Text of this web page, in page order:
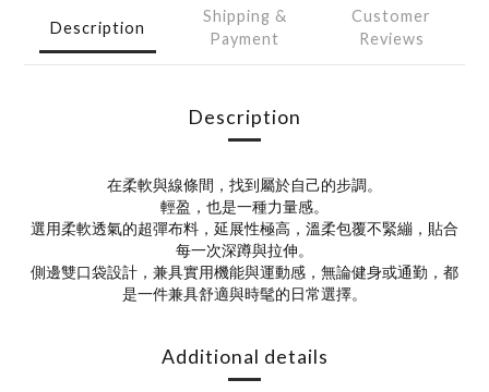
Description
Shipping &
Payment
Customer
Reviews
Description
在柔軟與線條間，找到屬於自己的步調。
輕盈，也是一種力量感。
選用柔軟透氣的超彈布料，延展性極高，溫柔包覆不緊繃，貼合
每一次深蹲與拉伸。
側邊雙口袋設計，兼具實用機能與運動感，無論健身或通勤，都
是一件兼具舒適與時髦的日常選擇。
Additional details